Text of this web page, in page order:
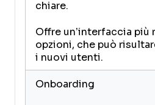
chiare.
Offre un’interfaccia più
opzioni, che può
i nuovi utenti.
Onboarding